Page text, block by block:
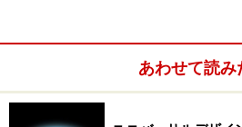
発点の活動です。どんなささい
ずは動いてみる。そしてそれを継
あわせて読み